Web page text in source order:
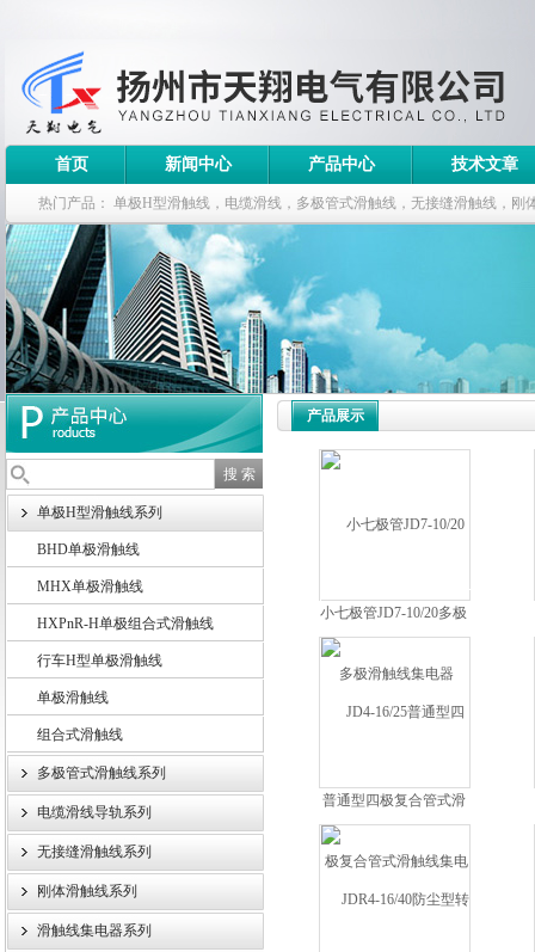
扬州市天翔电气有限公司
首页 新闻中心 产品中心 技术文章
热门产品： 单极H型滑触线，电缆滑线，多极管式滑触线，无接缝滑触线，刚
钢电缆滑车
单极H型滑触线系列
BHD单极滑触线
MHX单极滑触线
HXPnR-H单极组合式滑触线
行车H型单极滑触线
单极滑触线
组合式滑触线
多极管式滑触线系列
电缆滑线导轨系列
无接缝滑触线系列
刚体滑触线系列
滑触线集电器系列
产品展示
小七极管JD7-10/20多极
滑触线集电器
普通型四极复合管式滑
触线集电器型号